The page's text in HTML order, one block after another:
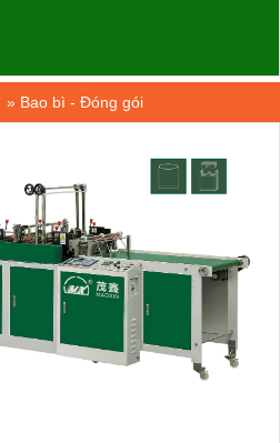
» Bao bì - Đóng gói